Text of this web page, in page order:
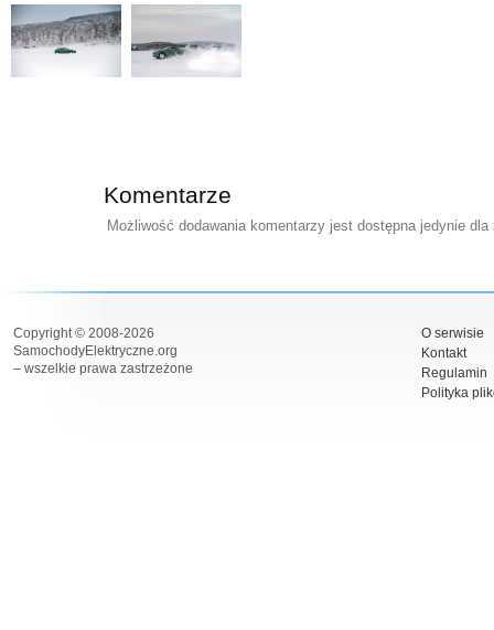
Komentarze
Możliwość dodawania komentarzy jest dostępna jedynie
Copyright © 2008-2026
SamochodyElektryczne.org
– wszelkie prawa zastrzeżone
O serwisie
Kontakt
Regulamin
Polityka